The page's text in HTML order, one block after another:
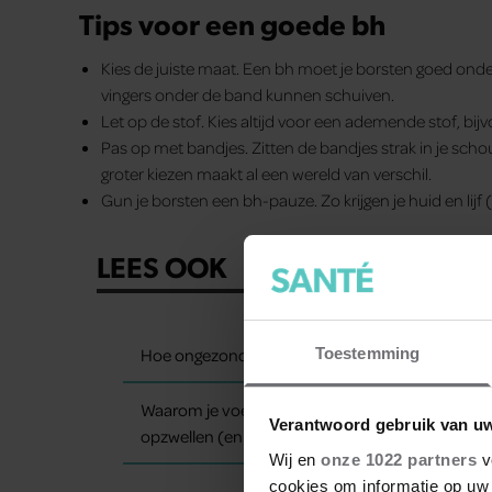
Toestemming
Verantwoord gebruik van
Wij en onze 1022 partners
cookies om informatie op
Tips voor een goede bh
Kies de juiste maat. Een bh moet je borsten goed
vingers onder de band kunnen schuiven.
Let op de stof. Kies altijd voor een ademende stof,
Pas op met bandjes. Zitten de bandjes strak in je
groter kiezen maakt al een wereld van verschil.
Gun je borsten een bh-pauze. Zo krijgen je huid en lijf
LEES OOK
Hoe ongezond zijn ijsjes?
Waarom je voeten op warme dagen
opzwellen (en wat je eraan kunt doen)